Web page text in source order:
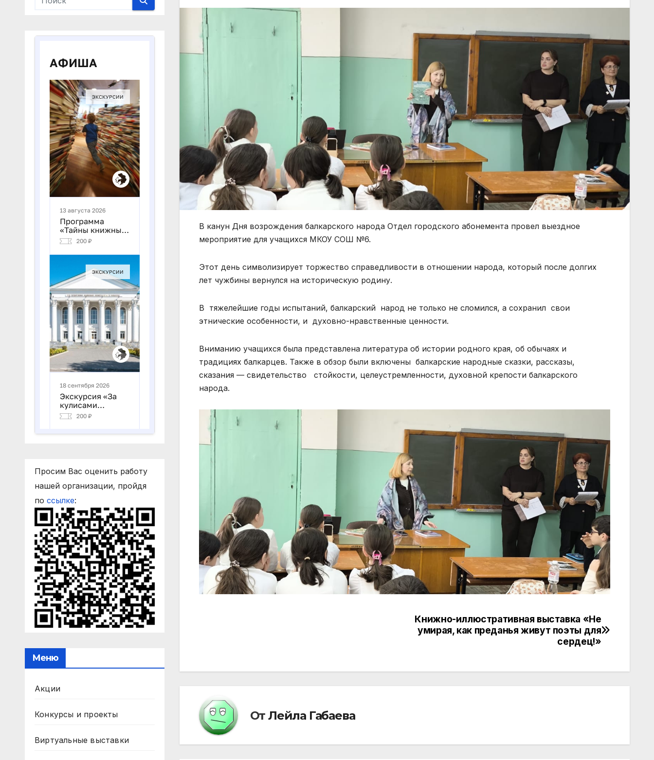
Просим Вас оценить работу
нашей организации, пройдя
по ссылке:
Меню
Акции
Конкурсы и проекты
Виртуальные выставки
В канун Дня возрождения балкарского народа Отдел городского абонемента провел выездное
мероприятие для учащихся МКОУ СОШ №6.
Этот день символизирует торжество справедливости в отношении народа, который после долгих
лет чужбины вернулся на историческую родину.
В тяжелейшие годы испытаний, балкарский народ не только не сломился, а сохранил свои
этнические особенности, и духовно-нравственные ценности.
Вниманию учащихся была представлена литература об истории родного края, об обычаях и
традициях балкарцев. Также в обзор были включены балкарские народные сказки, рассказы,
сказания — свидетельство стойкости, целеустремленности, духовной крепости балкарского
народа.
Книжно-иллюстративная выставка «Не
умирая, как преданья живут поэты для
сердец!»
От Лейла Габаева